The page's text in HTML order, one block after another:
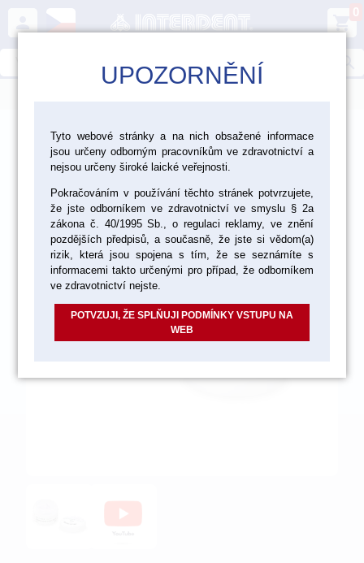
person shopping_cart
0
> Laboratoř > Materiály pro fazetování a inleje >
Tekutá keramika VITA Unique
akce
UPOZORNĚNÍ
Tyto webové stránky a na nich obsažené informace
jsou určeny odborným pracovníkům ve zdravotnictví a
nejsou určeny široké laické veřejnosti.
Pokračováním v používání těchto stránek potvrzujete,
že jste odborníkem ve zdravotnictví ve smyslu § 2a
zákona č. 40/1995 Sb., o regulaci reklamy, ve znění
pozdějších předpisů, a současně, že jste si vědom(a)
rizik, která jsou spojena s tím, že se seznámíte s
informacemi takto určenými pro případ, že odborníkem
ve zdravotnictví nejste.
POTVZUJI, ŽE SPLŇUJI PODMÍNKY VSTUPU NA
WEB